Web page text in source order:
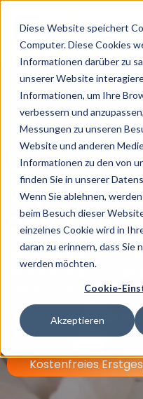
Diese Website speichert
Computer. Diese Cookies
Informationen darüber zu
unserer Website
Informationen, um Ihre
verbessern und
Messungen zu unseren
Website und anderen
Informationen zu den von
finden Sie in unserer
Wenn Sie ablehnen,
beim Besuch dieser
einzelnes Cookie wird in
daran zu erinnern, dass Sie
werden möchten.
Cookie-
Akzeptieren
Der
verändert
den
Bei uns entwickeln
Persönlichkeit,
Selbstständigkeit
So verbinden sich
Kostenfreies